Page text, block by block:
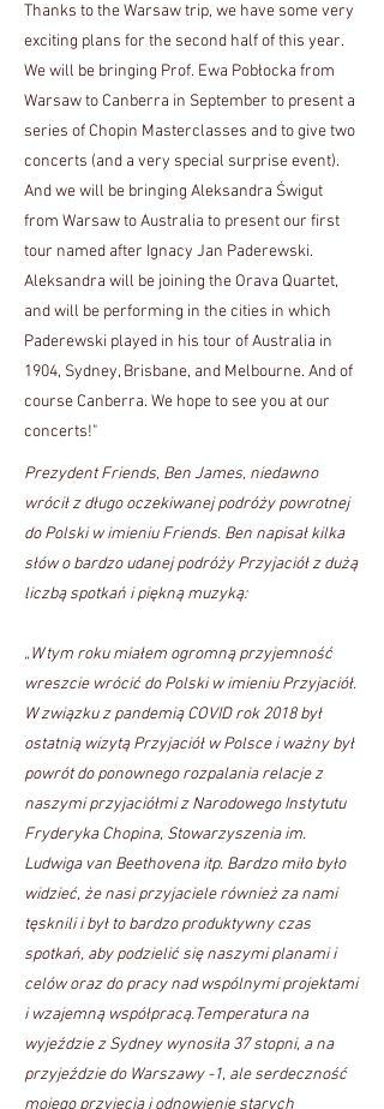
Thanks to the Warsaw trip, we have some very
exciting plans for the second half of this year.
We will be bringing Prof. Ewa Pobłocka from
Warsaw to Canberra in September to present a
series of Chopin Masterclasses and to give two
concerts (and a very special surprise event).
And we will be bringing Aleksandra Świgut
from Warsaw to Australia to present our first
tour named after Ignacy Jan Paderewski.
Aleksandra will be joining the Orava Quartet,
and will be performing in the cities in which
Paderewski played in his tour of Australia in
1904, Sydney, Brisbane, and Melbourne. And of
course Canberra. We hope to see you at our
concerts!"
Prezydent Friends, Ben James, niedawno
wrócił z długo oczekiwanej podróży powrotnej
do Polski w imieniu Friends. Ben napisał kilka
słów o bardzo udanej podróży Przyjaciół z dużą
liczbą spotkań i piękną muzyką:
„W tym roku miałem ogromną przyjemność
wreszcie wrócić do Polski w imieniu Przyjaciół.
W związku z pandemią COVID rok 2018 był
ostatnią wizytą Przyjaciół w Polsce i ważny był
powrót do ponownego rozpalania relacje z
naszymi przyjaciółmi z Narodowego Instytutu
Fryderyka Chopina, Stowarzyszenia im.
Ludwiga van Beethovena itp. Bardzo miło było
widzieć, że nasi przyjaciele również za nami
tęsknili i był to bardzo produktywny czas
spotkań, aby podzielić się naszymi planami i
celów oraz do pracy nad wspólnymi projektami
i wzajemną współpracą.Temperatura na
wyjeździe z Sydney wynosiła 37 stopni, a na
przyjeździe do Warszawy -1, ale serdeczność
mojego przyjęcia i odnowienie starych